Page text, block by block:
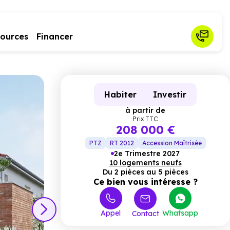
Financer
Habiter Investir
à partir de
Prix TTC
208 000 €
PTZ RT 2012 Accession Maîtrisée
2e Trimestre 2027
10 logements neufs
Du 2 pièces au 5 pièces
Ce bien vous intéresse ?
Appel Contact Whatsapp